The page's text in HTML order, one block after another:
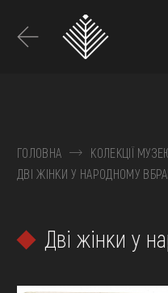
основного
КОЛЕКЦІЇ
ВИСТАВКИ ТА ПОДІЇ
ВІДВІДАТИ
НАВЧИТИСЯ
ГОЛОВНА КОЛЕКЦІЇ
ДВІ ЖІНКИ У НАРОДНОМУ
Дві жінки у